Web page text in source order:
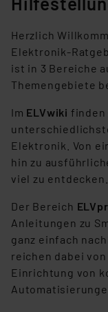
Herzlich
Elektronik-
ist in 3 Bereiche
Themengebiete
Im ELVwiki finden
Elektronik. Von
hin zu
viel zu entdecken.
Der Bereich
Anleitungen zu
ganz einfach
reichen dabei
Einrichtung von